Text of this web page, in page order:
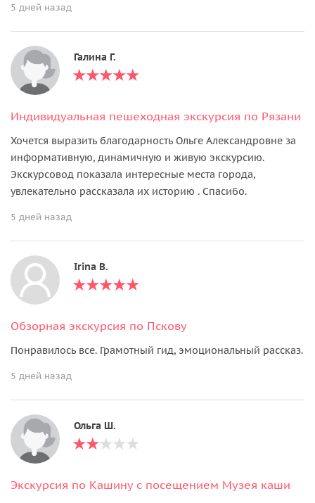
5 дней назад
Галина Г.
Индивидуальная пешеходная экскурсия по Рязани
Хочется выразить благодарность Ольге Александровне за
информативную, динамичную и живую экскурсию.
Экскурсовод показала интересные места города,
увлекательно рассказала их историю . Спасибо.
5 дней назад
Irina B.
Обзорная экскурсия по Пскову
Понравилось все. Грамотный гид, эмоциональный рассказ.
5 дней назад
Ольга Ш.
Экскурсия по Кашину с посещением Музея каши